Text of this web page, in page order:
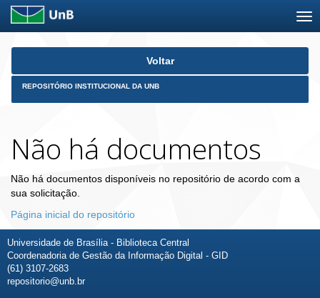
Skip
Voltar
REPOSITÓRIO INSTITUCIONAL DA UNB
Não há documentos
Não há documentos disponíveis no repositório de acordo com a
sua solicitação.
Página inicial do repositório
Universidade de Brasília - Biblioteca Central
Coordenadoria de Gestão da Informação Digital - GID
(61) 3107-2683
repositorio@unb.br